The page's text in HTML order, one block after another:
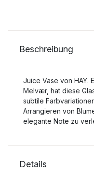
Beschreibung
Juice Vase von HAY.
Melvær, hat diese
subtile
Arrangieren von
elegante Note zu
Details